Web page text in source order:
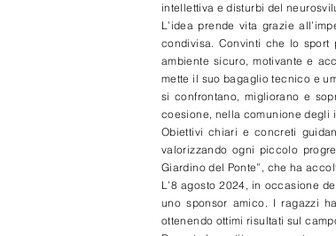
intellettiva e disturbi del
L’idea prende vita grazie
condivisa. Convinti che lo sport
ambiente sicuro, motivante e
mette il suo bagaglio tecnico e
si confrontano, migliorano e
coesione, nella comunione degli
Obiettivi chiari e concreti
valorizzando ogni piccolo
Giardino del Ponte”, che ha
L’8 agosto 2024, in occasione
uno sponsor amico. I ragazzi
ottenendo ottimi risultati sul